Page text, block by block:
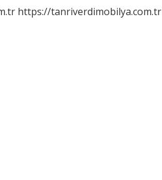
https://tanriverdimobilya.com.tr